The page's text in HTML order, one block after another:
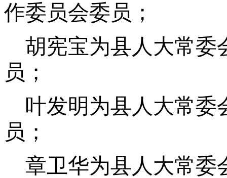
作委员会委员 ；
胡宪宝为县人大常委
员；
叶发明为县人大常委
员；
章卫华为县人大常委